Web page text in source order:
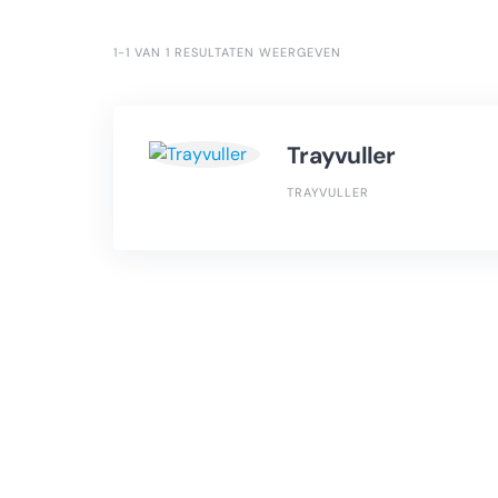
1-1 VAN 1 RESULTATEN WEERGEVEN
Trayvuller
TRAYVULLER